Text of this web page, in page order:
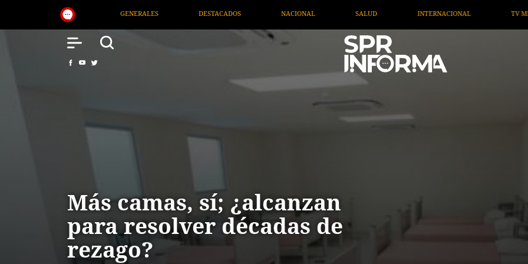
DESTACADOS NACIONAL SALUD INTERNACIONAL TV MIGRANTE INFORMA OPINIÓN
Más camas, sí; ¿alcanzan
para resolver décadas de
rezago?